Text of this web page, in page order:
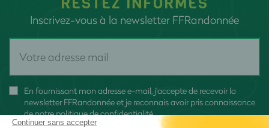
Inscrivez-vous à la newsletter FFRandonnée
En fournissant mon adresse e-mail, j'accepte de recevoir la
newsletter FFRandonnée et je reconnais avoir pris connaissance
denotre politique de confidentialité
Continuer sans accepter